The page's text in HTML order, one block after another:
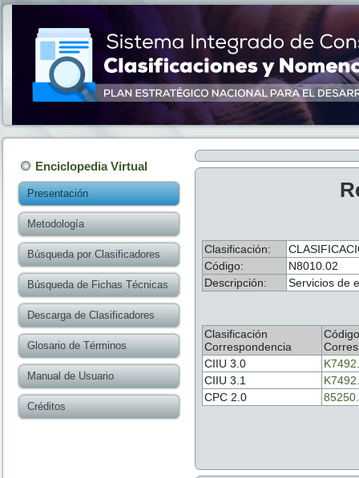
Enciclopedia Virtual
Presentación
Metodología
Búsqueda por Clasificadores
Búsqueda de Fichas Técnicas
Descarga de Clasificadores
Glosario de Términos
Manual de Usuario
Créditos
Clasificación:
Código:
N8010.02
Descripción:
Servicios de
Clasificación
Correspondencia
Código
CIIU 3.0
CIIU 3.1
CPC 2.0